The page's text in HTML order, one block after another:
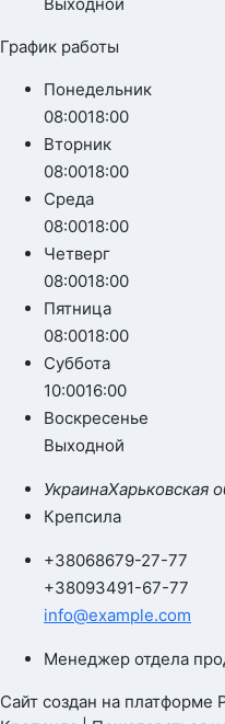
График работы
Понедельник
08:0018:00
Вторник
08:0018:00
Среда
08:0018:00
Четверг
08:0018:00
Пятница
08:0018:00
Суббота
10:0016:00
Воскресенье
Выходной
УкраинаХарьковская
Крепсила
+38068679-27-77
+38093491-67-77
info@example.com
Менеджер отдела
Сайт создан на платформе